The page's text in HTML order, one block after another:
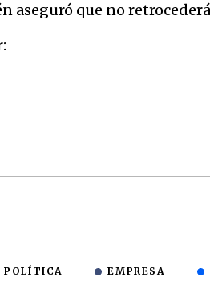
aseguró que no
POLÍTICA EMPRESA